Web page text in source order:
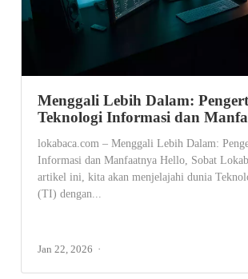
Menggali Lebih Dalam:
Teknologi Informasi dan
lokabaca.com – Menggali Lebih Dalam:
Informasi dan Manfaatnya Hello, Sobat
artikel ini, kita akan menjelajahi dunia
(TI) dengan...
Jan 22, 2026